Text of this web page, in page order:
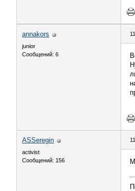
annakors
junior
Сообщений: 6
ASSeregin
activist
Сообщений: 156